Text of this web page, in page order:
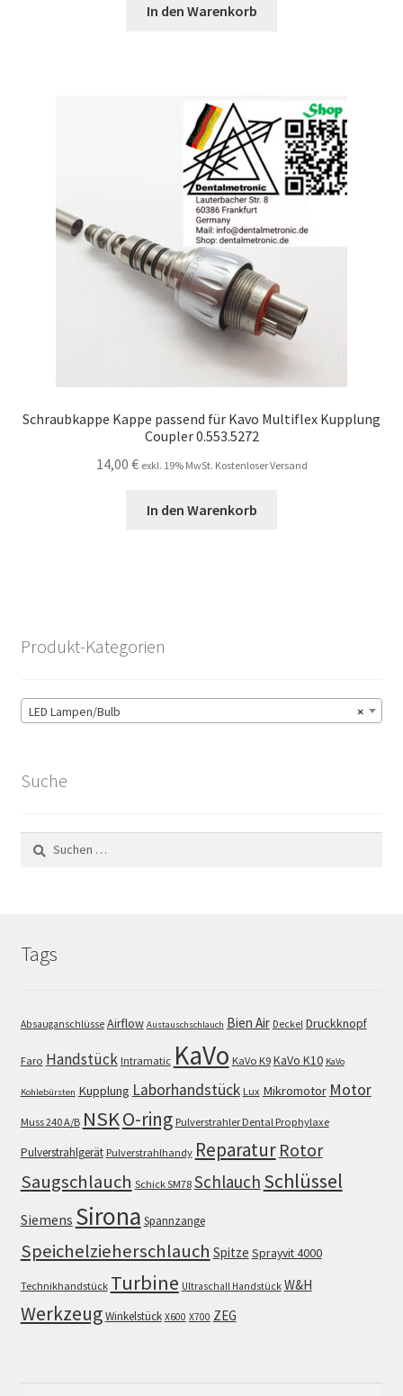
In den Warenkorb
Schraubkappe Kappe passend für Kavo Multiflex Kupplung
Coupler 0.553.5272
14,00 € exkl. 19% MwSt. Kostenloser Versand
In den Warenkorb
Produkt-Kategorien
×
LED Lampen/Bulb
Suche
nach:
Tags
Absauganschlüsse Airflow Austauschschlauch Bien Air Deckel Druckknopf
Faro Handstück Intramatic KaVo KaVo K9 KaVo K10 KaVo
Kohlebürsten Kupplung Laborhandstück Lux Mikromotor Motor
Muss 240 A/B NSKO-ring Pulverstrahler Dental Prophylaxe
Pulverstrahlgerät Pulverstrahlhandy Reparatur Rotor
Saugschlauch Schick SM78 Schlauch Schlüssel
Siemens Sirona Spannzange
Speichelzieherschlauch Spitze Sprayvit 4000
Technikhandstück Turbine Ultraschall Handstück W&H
WerkzeugWinkelstück X600 X700 ZEG